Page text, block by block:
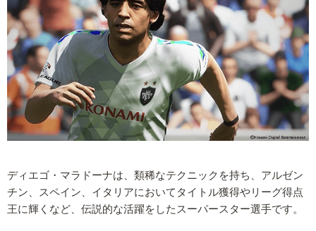
ディエゴ・マラドーナは、類稀なテクニックを持ち、アルゼン
チン、スペイン、イタリアにおいてタイトル獲得やリーグ得点
王に輝くなど、伝説的な活躍をしたスーパースター選手です。